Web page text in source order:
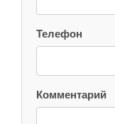
Телефон
Комментарий